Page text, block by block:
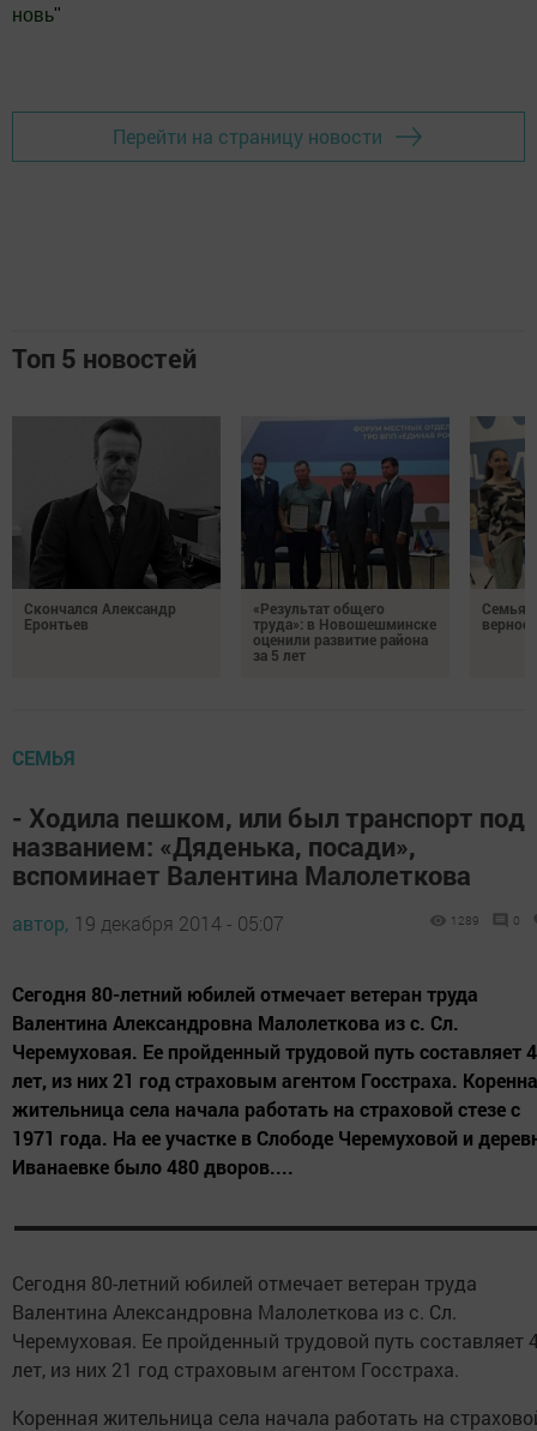
новь"
Перейти на страницу новости
Топ 5 новостей
Скончался Александр
Еронтьев
«Результат общего
труда»: в Новошешминске
оценили развитие района
за 5 лет
Семья
СЕМЬЯ
- Ходила пешком, или был транспорт под
названием: «Дяденька, посади»,
вспоминает Валентина Малолеткова
автор, 19 декабря 2014 - 05:07 1289 0
Сегодня 80-летний юбилей отмечает ветеран труда
Валентина Александровна Малолеткова из с. Сл.
Черемуховая. Ее пройденный трудовой путь составляет
лет, из них 21 год страховым агентом Госстраха.
жительница села начала работать на страховой стезе с
1971 года. На ее участке в Слободе Черемуховой и
Иванаевке было 480 дворов....
Сегодня 80-летний юбилей отмечает ветеран труда
Валентина Александровна Малолеткова из с. Сл.
Черемуховая. Ее пройденный трудовой путь составляет
лет, из них 21 год страховым агентом Госстраха.
Коренная жительница села начала работать на